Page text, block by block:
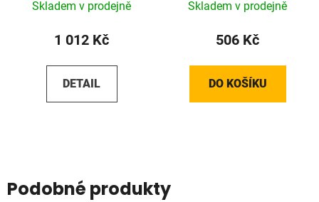
Skladem v prodejně
1 012 Kč
DETAIL
Skladem v prodejně
506 Kč
DO KOŠÍKU
Podobné produkty